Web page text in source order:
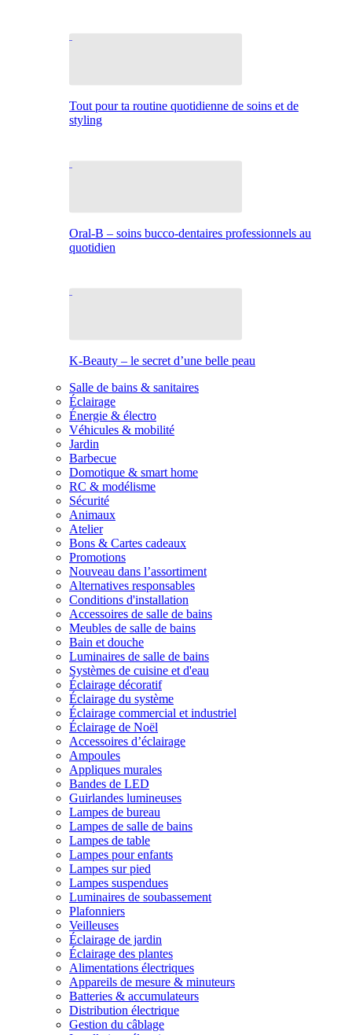
Tout pour ta routine quotidienne de soins et de
styling
Oral-B – soins bucco-dentaires professionnels au
quotidien
K-Beauty – le secret d’une belle peau
Salle de bains & sanitaires
Éclairage
Énergie & électro
Véhicules & mobilité
Jardin
Barbecue
Domotique & smart home
RC & modélisme
Sécurité
Animaux
Atelier
Bons & Cartes cadeaux
Promotions
Nouveau dans l’assortiment
Alternatives responsables
Conditions d'installation
Accessoires de salle de bains
Meubles de salle de bains
Bain et douche
Luminaires de salle de bains
Systèmes de cuisine et d'eau
Éclairage décoratif
Éclairage du système
Éclairage commercial et industriel
Éclairage de Noël
Accessoires d’éclairage
Ampoules
Appliques murales
Bandes de LED
Guirlandes lumineuses
Lampes de bureau
Lampes de salle de bains
Lampes de table
Lampes pour enfants
Lampes sur pied
Lampes suspendues
Luminaires de soubassement
Plafonniers
Veilleuses
Éclairage de jardin
Éclairage des plantes
Alimentations électriques
Appareils de mesure & minuteurs
Batteries & accumulateurs
Distribution électrique
Gestion du câblage